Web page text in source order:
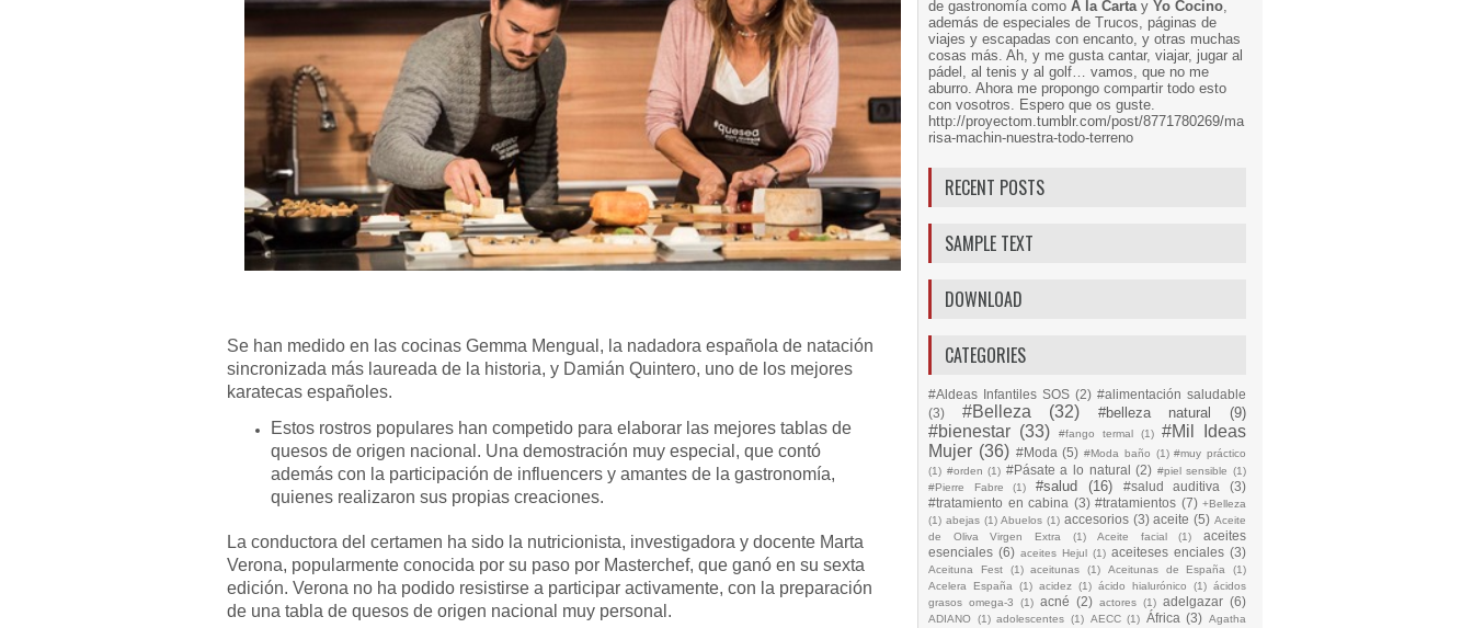
Se han medido en las cocinas Gemma Mengual, la nadadora española de natación
sincronizada más laureada de la historia, y Damián Quintero, uno de los mejores
karatecas españoles.
Estos rostros populares han competido para elaborar las mejores tablas de
quesos de origen nacional. Una demostración muy especial, que contó
además con la participación de influencers y amantes de la gastronomía,
quienes realizaron sus propias creaciones.
La conductora del certamen ha sido la nutricionista, investigadora y docente Marta
Verona, popularmente conocida por su paso por Masterchef, que ganó en su sexta
edición. Verona no ha podido resistirse a participar activamente, con la preparación
de una tabla de quesos de origen nacional muy personal.
de gastronomía como A la Cartay Yo Cocino,
además de especiales de Trucos, páginas de
viajes y escapadas con encanto, y otras muchas
cosas más. Ah, y me gusta cantar, viajar, jugar al
pádel, al tenis y al golf… vamos, que no me
aburro. Ahora me propongo compartir todo esto
con vosotros. Espero que os guste.
http://proyectom.tumblr.com/post/8771780269/ma
risa-machin-nuestra-todo-terreno
RECENT POSTS
SAMPLE TEXT
DOWNLOAD
CATEGORIES
#Aldeas Infantiles SOS (2) #alimentación saludable
(3)
#Belleza (32) #belleza natural (9)
#bienestar (33) #fango termal (1)
#Mil Ideas
Mujer (36) #Moda (5) #Moda baño (1) #muy práctico
(1) #orden (1) #Pásate a lo natural (2) #piel sensible (1)
#Pierre Fabre
(1) #salud (16) #salud auditiva
(3)
#tratamiento en cabina (3) #tratamientos (7) +Belleza
(1) abejas (1) Abuelos (1) accesorios (3) aceite (5) Aceite
de Oliva Virgen Extra
(1) Aceite facial (1)
aceites
esenciales (6) aceites Hejul (1) aceiteses enciales (3)
Aceituna Fest (1) aceitunas (1) Aceitunas de España
(1)
Acelera España (1) acidez (1) ácido hialurónico (1) ácidos
grasos omega-3
(1) acné (2) actores (1) adelgazar (6)
ADIANO (1) adolescentes (1) AECC (1) África (3) Agatha